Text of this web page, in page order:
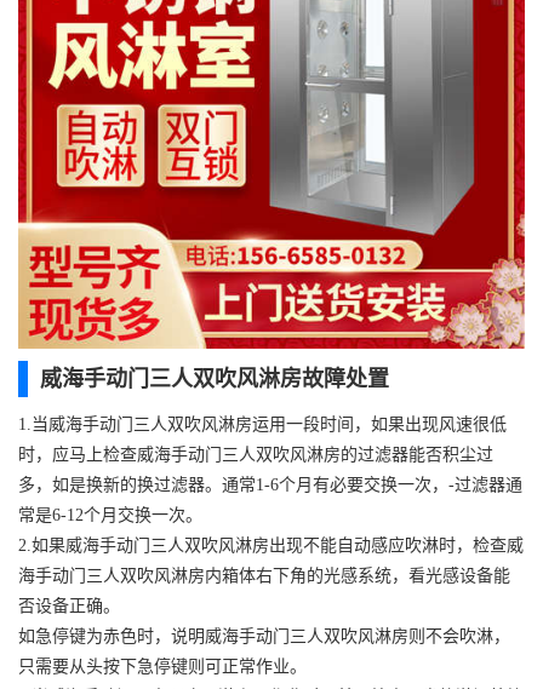
威海手动门三人双吹风淋房故障处置
1.当威海手动门三人双吹风淋房运用一段时间，如果出现风速很低
时，应马上检查威海手动门三人双吹风淋房的过滤器能否积尘过
多，如是换新的换过滤器。通常1-6个月有必要交换一次，-过滤器通
常是6-12个月交换一次。
2.如果威海手动门三人双吹风淋房出现不能自动感应吹淋时，检查威
海手动门三人双吹风淋房内箱体右下角的光感系统，看光感设备能
否设备正确。
如急停键为赤色时，说明威海手动门三人双吹风淋房则不会吹淋，
只需要从头按下急停键则可正常作业。